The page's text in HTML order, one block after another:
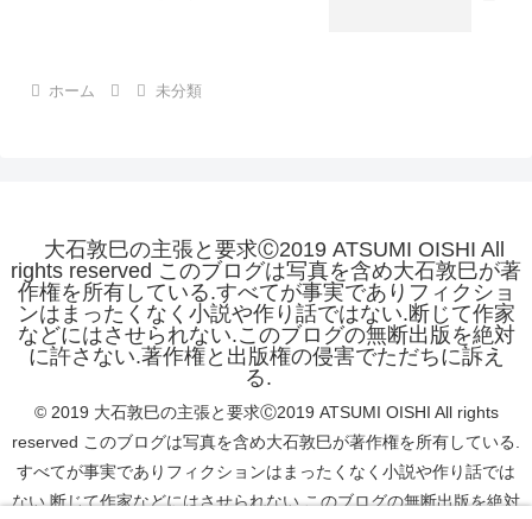
ホーム 未分類
大石敦巳の主張と要求Ⓒ2019 ATSUMI OISHI All
rights reserved このブログは写真を含め大石敦巳が著
作権を所有している.すべてが事実でありフィクショ
ンはまったくなく小説や作り話ではない.断じて作家
などにはさせられない.このブログの無断出版を絶対
に許さない.著作権と出版権の侵害でただちに訴え
る.
© 2019 大石敦巳の主張と要求Ⓒ2019 ATSUMI OISHI All rights
reserved このブログは写真を含め大石敦巳が著作権を所有している.
すべてが事実でありフィクションはまったくなく小説や作り話では
ない.断じて作家などにはさせられない.このブログの無断出版を絶対